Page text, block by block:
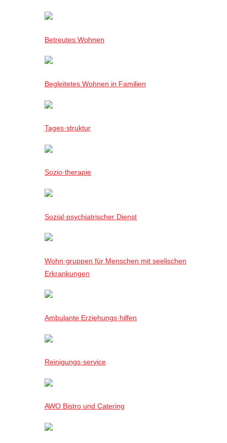
Betreutes Wohnen
Begleitetes Wohnen in Familien
Tages·struktur
Sozio·therapie
Sozial·psychiatrischer Dienst
Wohn·gruppen für Menschen mit seelischen
Erkrankungen
Ambulante Erziehungs·hilfen
Reinigungs·service
AWO Bistro und Catering